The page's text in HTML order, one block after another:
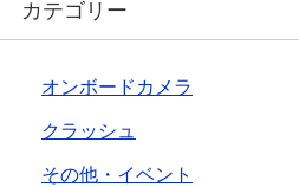
カテゴリー
オンボードカメラ
クラッシュ
その他・イベント